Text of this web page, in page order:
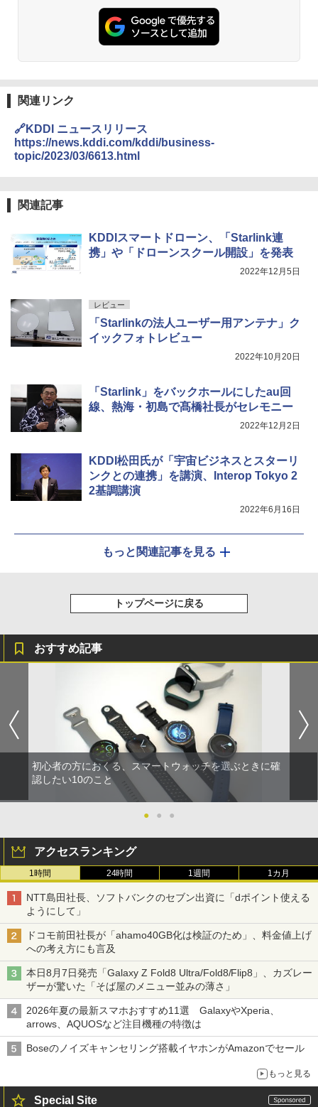
関連リンク
🔗KDDI ニュースリリース
https://news.kddi.com/kddi/business-
topic/2023/03/6613.html
関連記事
KDDIスマートドローン、「Starlink連
携」や「ドローンスクール開設」を発表
2022年12月5日
レビュー
「Starlinkの法人ユーザー用アンテナ」ク
イックフォトレビュー
2022年10月20日
「Starlink」をバックホールにしたau回
線、熱海・初島で髙橋社長がセレモニー
2022年12月2日
KDDI松田氏が「宇宙ビジネスとスターリ
ンクとの連携」を講演、Interop Tokyo 2
2基調講演
2022年6月16日
もっと関連記事を見る
トップページに戻る
おすすめ記事
初心者の方におくる、スマートウォッチを選ぶときに確
認したい10のこと
● ● ●
アクセスランキング
1時間 24時間 1週間 1カ月
NTT島田社長、ソフトバンクのセブン出資に「dポイント使える
ようにして」
ドコモ前田社長が「ahamo40GB化は検証のため」、料金値上げ
への考え方にも言及
本日8月7日発売「Galaxy Z Fold8 Ultra/Fold8/Flip8」、カズレー
ザーが驚いた「そば屋のメニュー並みの薄さ」
2026年夏の最新スマホおすすめ11選 GalaxyやXperia、
arrows、AQUOSなど注目機種の特徴は
Boseのノイズキャンセリング搭載イヤホンがAmazonでセール
もっと見る
Special Site